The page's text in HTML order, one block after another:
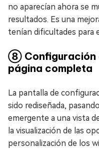
no aparecían ahora se
resultados. Es una
tenían dificultades para
⑧ Configuración
página completa
La pantalla de
sido rediseñada,
emergente a una vista
la visualización de las
personalización de los